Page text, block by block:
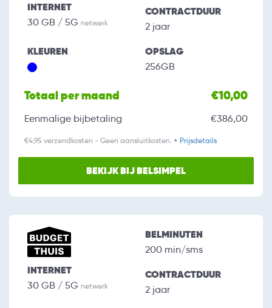
INTERNET
30 GB / 5G netwerk
CONTRACTDUUR
2 jaar
KLEUREN OPSLAG
256GB
Totaal per maand €10,00
Eenmalige bijbetaling €386,00
€4,95 verzendkosten - Geen aansluitkosten. + Prijsdetails
BEKIJK BIJ BELSIMPEL
INTERNET
30 GB / 5G netwerk
BELMINUTEN
200 min/sms
CONTRACTDUUR
2 jaar